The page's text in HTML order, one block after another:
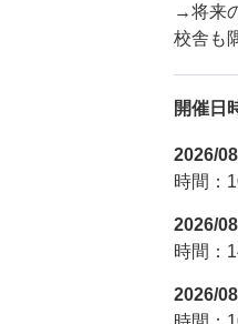
→将来
校舎も
開催日
2026/
時間：
2026/
時間：
2026/